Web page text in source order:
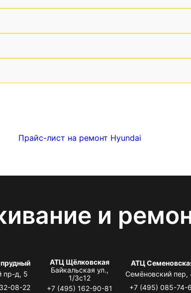
Прайс-лист на ремонт Hyundai
и
пр-д, 5
08-22
АТЦ Щёлковская
Байкальская ул.,
1/3с12
+7 (495) 162-90-81
АТЦ
Семёновский пер,
+7 (495) 085-74-